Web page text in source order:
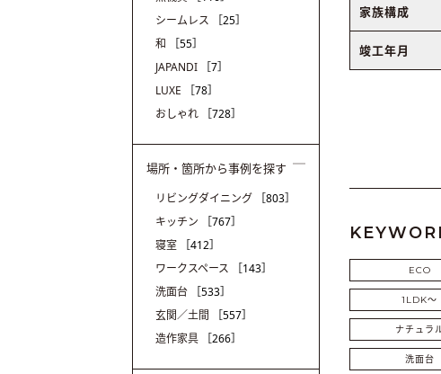
家族構成
竣工年月
ECO
1LDK〜
ナチュラ
洗面台
シームレス
［25］
和
［55］
JAPANDI
［7］
LUXE
［78］
おしゃれ
［728］
場所・箇所から事例を探す
リビングダイニング
［803］
キッチン
［767］
寝室
［412］
ワークスペース
［143］
洗面台
［533］
玄関／土間
［557］
造作家具
［266］